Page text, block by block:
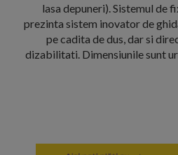
lasa depuneri). Sistemul de
prezinta sistem inovator de
pe cadita de dus, dar si
dizabilitati. Dimensiunile sunt